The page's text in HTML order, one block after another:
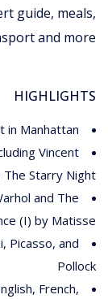
guide, meals,
and more.
HIGHLIGHTS
in Manhattan
Vincent
The Starry Night
and The
(I) by Matisse
Picasso, and
Pollock
French,